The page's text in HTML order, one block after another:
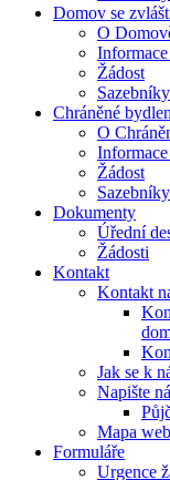
Domov se
O
Žádost
Sazebníky
Chráněné
O
Žádost
Sazebníky
Dokumenty
Úřední
Žádosti
Kontakt
Kontakt
Jak se k
Napište
Mapa
Formuláře
Urgence